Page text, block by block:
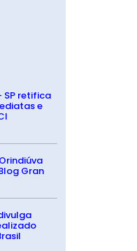
SP retifica
e
Gran